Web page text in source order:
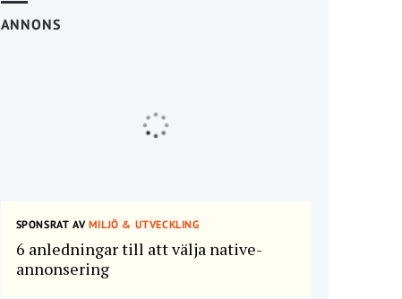
ANNONS
SPONSRAT AVMILJÖ & UTVECKLING
6 anledningar till att välja native-
annonsering